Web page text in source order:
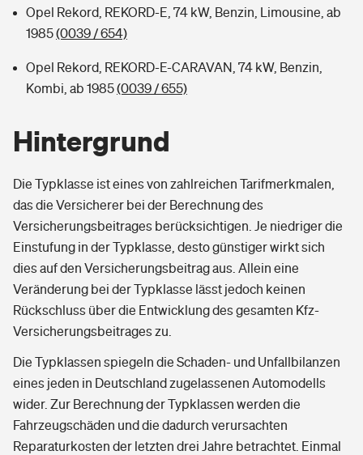
Opel Rekord, REKORD-E, 74 kW, Benzin, Limousine, ab
1985(0039 / 654)
Opel Rekord, REKORD-E-CARAVAN, 74 kW, Benzin,
Kombi, ab 1985(0039 / 655)
Hintergrund
Die Typklasse ist eines von zahlreichen Tarifmerkmalen,
das die Versicherer bei der Berechnung des
Versicherungsbeitrages berücksichtigen. Je niedriger die
Einstufung in der Typklasse, desto günstiger wirkt sich
dies auf den Versicherungsbeitrag aus. Allein eine
Veränderung bei der Typklasse lässt jedoch keinen
Rückschluss über die Entwicklung des gesamten Kfz-
Versicherungsbeitrages zu.
Die Typklassen spiegeln die Schaden- und Unfallbilanzen
eines jeden in Deutschland zugelassenen Automodells
wider. Zur Berechnung der Typklassen werden die
Fahrzeugschäden und die dadurch verursachten
Reparaturkosten der letzten drei Jahre betrachtet. Einmal